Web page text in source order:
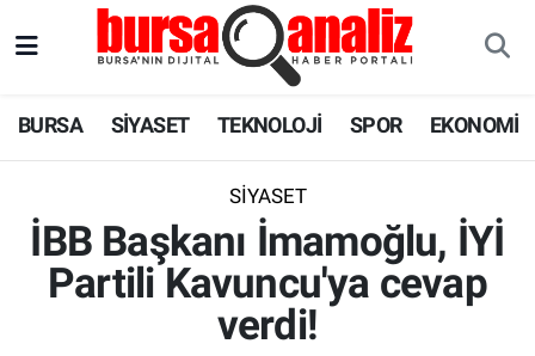
BURSA SİYASET TEKNOLOJİ SPOR EKONOMİ
SİYASET
İBB Başkanı İmamoğlu, İYİ
Partili Kavuncu'ya cevap
verdi!
SPOR
Süper Lig Puan Durumu ve Fikstür